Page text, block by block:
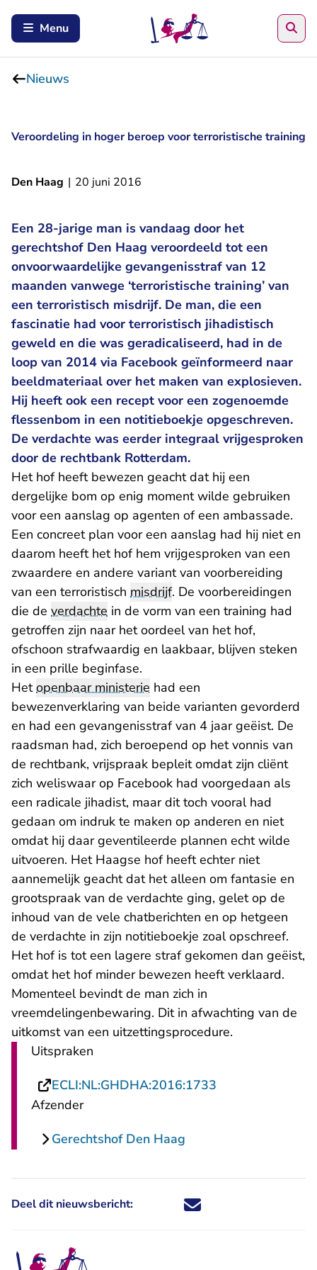
Menu
Nieuws
Veroordeling in hoger beroep voor terroristische training
Den Haag | 20 juni 2016
Een 28-jarige man is vandaag door het
gerechtshof Den Haag veroordeeld tot een
onvoorwaardelijke gevangenisstraf van 12
maanden vanwege ‘terroristische training’ van
een terroristisch misdrijf. De man, die een
fascinatie had voor terroristisch jihadistisch
geweld en die was geradicaliseerd, had in de
loop van 2014 via Facebook geïnformeerd naar
beeldmateriaal over het maken van explosieven.
Hij heeft ook een recept voor een zogenoemde
flessenbom in een notitieboekje opgeschreven.
De verdachte was eerder integraal vrijgesproken
door de rechtbank Rotterdam.
Het hof heeft bewezen geacht dat hij een
dergelijke bom op enig moment wilde gebruiken
voor een aanslag op agenten of een ambassade.
Een concreet plan voor een aanslag had hij niet en
daarom heeft het hof hem vrijgesproken van een
zwaardere en andere variant van voorbereiding
van een terroristisch misdrijf. De voorbereidingen
die de verdachte in de vorm van een training had
getroffen zijn naar het oordeel van het hof,
ofschoon strafwaardig en laakbaar, blijven steken
in een prille beginfase.
Hetopenbaar ministerie had een
bewezenverklaring van beide varianten gevorderd
en had een gevangenisstraf van 4 jaar geëist. De
raadsman had, zich beroepend op het vonnis van
de rechtbank, vrijspraak bepleit omdat zijn cliënt
zich weliswaar op Facebook had voorgedaan als
een radicale jihadist, maar dit toch vooral had
gedaan om indruk te maken op anderen en niet
omdat hij daar geventileerde plannen echt wilde
uitvoeren. Het Haagse hof heeft echter niet
aannemelijk geacht dat het alleen om fantasie en
grootspraak van de verdachte ging, gelet op de
inhoud van de vele chatberichten en op hetgeen
de verdachte in zijn notitieboekje zoal opschreef.
Het hof is tot een lagere straf gekomen dan geëist,
omdat het hof minder bewezen heeft verklaard.
Momenteel bevindt de man zich in
vreemdelingenbewaring. Dit in afwachting van de
uitkomst van een uitzettingsprocedure.
Uitspraken
ECLI:NL:GHDHA:2016:1733
Afzender
Gerechtshof Den Haag
Deel dit nieuwsbericht: Deel dit nieuwsbericht via X -
Deel dit nieuwsbericht via
Deel dit nieuwsbericht
Deel dit